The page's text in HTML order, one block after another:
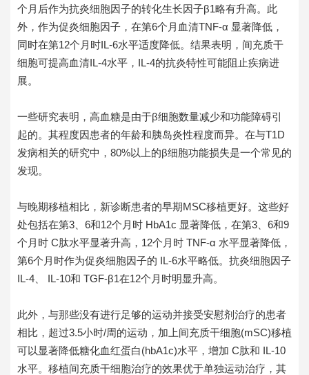
个月后作为抗炎细胞因子的转化生长因子β1略有升高。此
外，作为促炎细胞因子，在第6个月血清TNF-α 显著降低，
同时在第12个月时IL-6水平适度降低。结果表明，间充质干
细胞可提高血清IL-4水平，IL-4的抗炎特性可能阻止疾病进
展。
一些研究表明，高血糖是由于β细胞数量减少和功能障碍引
起的。其程度因患者的年龄和胰岛炎性程度而异。在与T1D
发病相关的研究中，80%以上的β细胞功能损失是一个常见的
发现。
与晚期移植相比，新诊断患者的早期MSC移植更好。这些好
处包括在第3、6和12个月时 HbA1c 显著降低，在第3、6和9
个月时 C肽水平显著升高，12个月时 TNF-α 水平显著降低，
第6个月时作为促炎细胞因子的 IL-6水平略低。抗炎细胞因子
IL-4、 IL-10和 TGF-β1在12个月时明显升高。
此外，与那些没有进行足够的运动并接受安慰剂治疗的患者
相比，超过3.5小时/周的运动，加上间充质干细胞(mSC)移植
可以显著降低糖化血红蛋白(hbA1c)水平，增加 C肽和 IL-10
水平。移植间充质干细胞治疗的效果优于单独运动治疗，其